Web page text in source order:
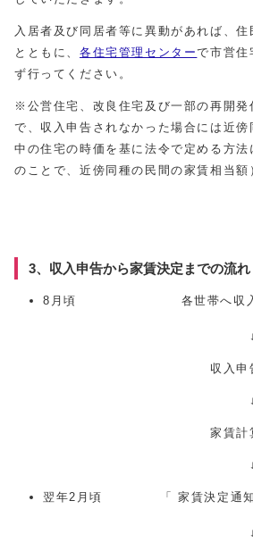
入居者及び同居者等に異動があれば、住
とともに、 各住宅管理センターで市営住
ず行ってください。
※公営住宅、改良住宅及び一部の再開発
で、収入申告されなかった場合には近
中の住宅の時価を基に法令で定める方
のことで、近傍同種の民間の家賃相当額
3、収入申告から家賃決定までの流れ
8月頃 各世帯へ収入申
↓
収入申告書の
↓
家賃計
↓
翌年2月頃 「 家賃決定通知
↓